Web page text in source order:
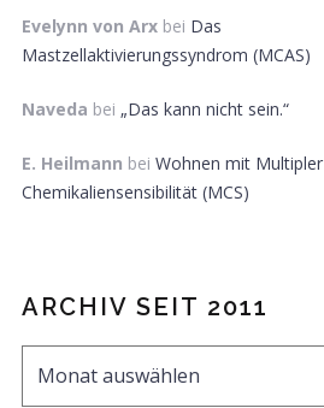
Evelynn von Arx bei Das
Mastzellaktivierungssyndrom (MCAS)
Naveda bei „Das kann nicht sein.“
E. Heilmann bei Wohnen mit Multipler
Chemikaliensensibilität (MCS)
ARCHIV SEIT 2011